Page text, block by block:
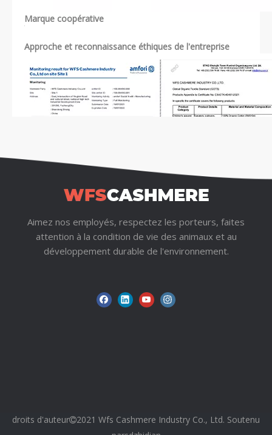
Marque coopérative
Aimez nos employés, respectez les porteurs, faites
attention à la condition de vie des animaux et au
développement durable de l'environnement.
droits d'auteur2021 Wfs Cashmere Industry Co., Ltd. Soutenu